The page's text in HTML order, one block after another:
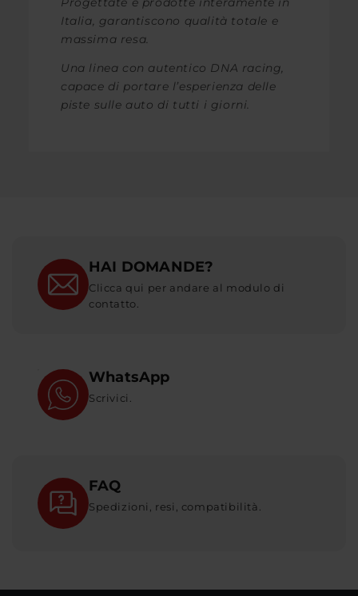
Italia, garantiscono qualità totale e
massima resa.
Una linea con autentico DNA racing,
capace di portare l’esperienza delle
piste sulle auto di tutti i giorni.
HAI DOMANDE?
Clicca qui per andare al modulo di
contatto.
WhatsApp
Scrivici.
FAQ
Spedizioni, resi, compatibilità.